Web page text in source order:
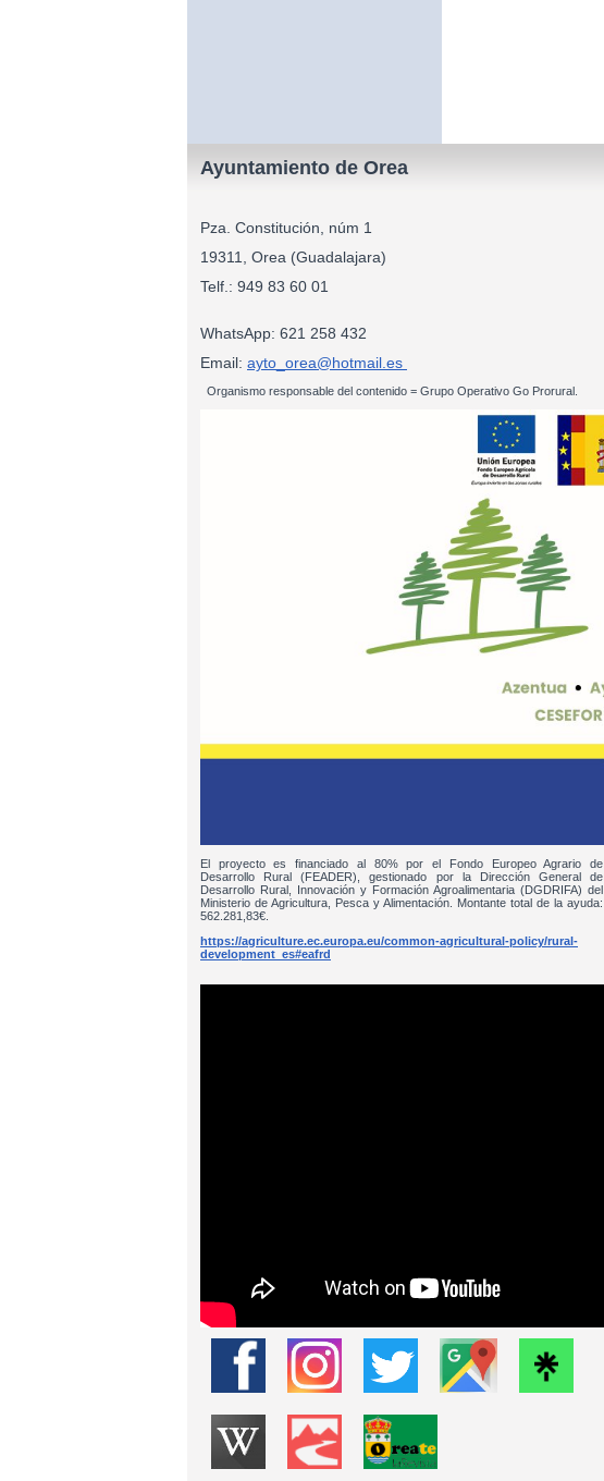
Ayuntamiento de Orea
Pza. Constitución, núm 1
19311, Orea (Guadalajara)
Telf.: 949 83 60 01
WhatsApp: 621 258 432
Email: ayto_orea@hotmail.es
Organismo responsable del contenido = Grupo Operativo Go Prorural.
El proyecto es financiado al 80% por el Fondo Europeo Agrario de
Desarrollo Rural (FEADER), gestionado por la Dirección General de
Desarrollo Rural, Innovación y Formación Agroalimentaria (DGDRIFA) del
Ministerio de Agricultura, Pesca y Alimentación. Montante total de la ayuda:
562.281,83€.
https://agriculture.ec.europa.eu/common-agricultural-policy/rural-
development_es#eafrd